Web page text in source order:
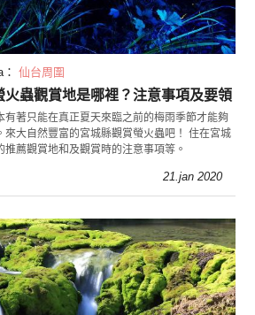
仙台周圍
火蟲觀賞地是哪裡？注意事項及要領
有著只能在真正夏天來臨之前的梅雨季節才能夠
來大自然豐富的宮城縣觀賞螢火蟲吧！ 住在宮城
薦觀賞地和及觀賞時的注意事項等。
21.jan 2020